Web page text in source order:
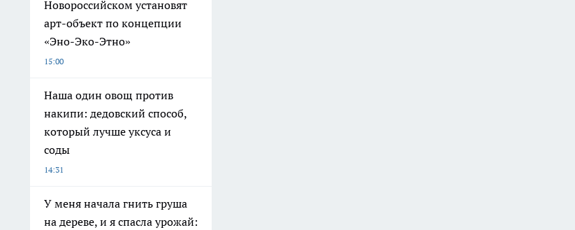
Новороссийском установят
арт-объект по концепции
«Эно-Эко-Этно»
15:00
Наша один овощ против
накипи: дедовский способ,
который лучше уксуса и
соды
14:31
У меня начала гнить груша
на дереве, и я спасла урожай: